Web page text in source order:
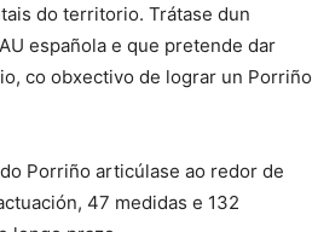
do territorio. Trátase dun
española e que pretende dar
co obxectivo de lograr un Porriño
Porriño articúlase ao redor de
47 medidas e 132